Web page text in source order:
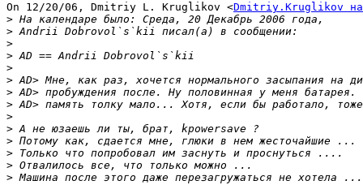
On 12/20/06, Dmitriy L. Kruglikov <Dmitriy.Kruglikov
>
>
>
>
>
>
>
>
>
>
>
>
>
>